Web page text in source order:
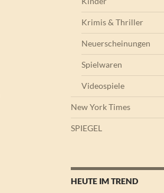
Krimis & Thriller
Neuerscheinungen
Spielwaren
Videospiele
New York Times
SPIEGEL
HEUTE IM TREND